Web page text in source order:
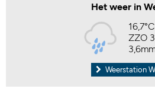
Het weer in
16,7°C
ZZO
Weerstation